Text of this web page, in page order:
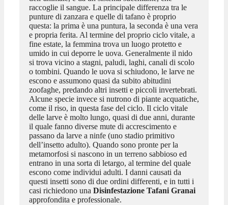
raccoglie il sangue. La principale differenza tra le
punture di zanzara e quelle di tafano è proprio
questa: la prima è una puntura, la seconda è una vera
e propria ferita. Al termine del proprio ciclo vitale, a
fine estate, la femmina trova un luogo protetto e
umido in cui deporre le uova. Generalmente il nido
si trova vicino a stagni, paludi, laghi, canali di scolo
o tombini. Quando le uova si schiudono, le larve ne
escono e assumono quasi da subito abitudini
zoofaghe, predando altri insetti e piccoli invertebrati.
Alcune specie invece si nutrono di piante acquatiche,
come il riso, in questa fase del ciclo. Il ciclo vitale
delle larve è molto lungo, quasi di due anni, durante
il quale fanno diverse mute di accrescimento e
passano da larve a ninfe (uno stadio primitivo
dell’insetto adulto). Quando sono pronte per la
metamorfosi si nascono in un terreno sabbioso ed
entrano in una sorta di letargo, al termine del quale
escono come individui adulti. I danni causati da
questi insetti sono di due ordini differenti, e in tutti i
casi richiedono una Disinfestazione Tafani Granai
approfondita e professionale.